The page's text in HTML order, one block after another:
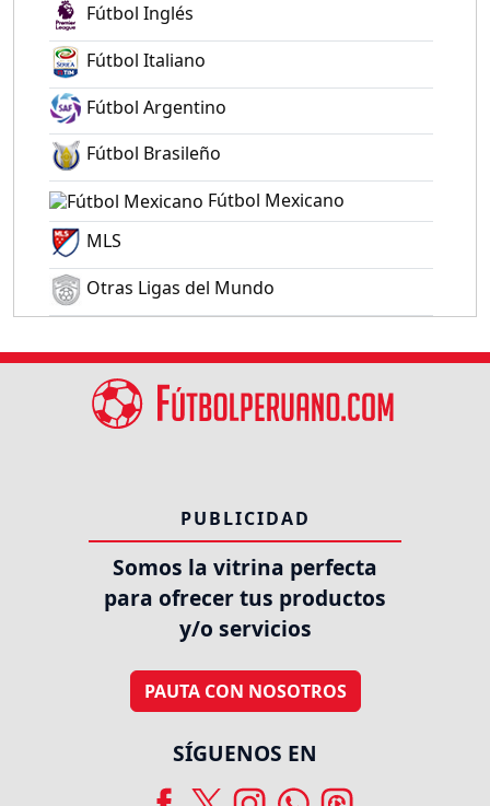
Fútbol Inglés
Fútbol Italiano
Fútbol Argentino
Fútbol Brasileño
Fútbol Mexicano
MLS
Otras Ligas del Mundo
PUBLICIDAD
Somos la vitrina perfecta
para ofrecer tus productos
y/o servicios
PAUTA CON NOSOTROS
SÍGUENOS EN